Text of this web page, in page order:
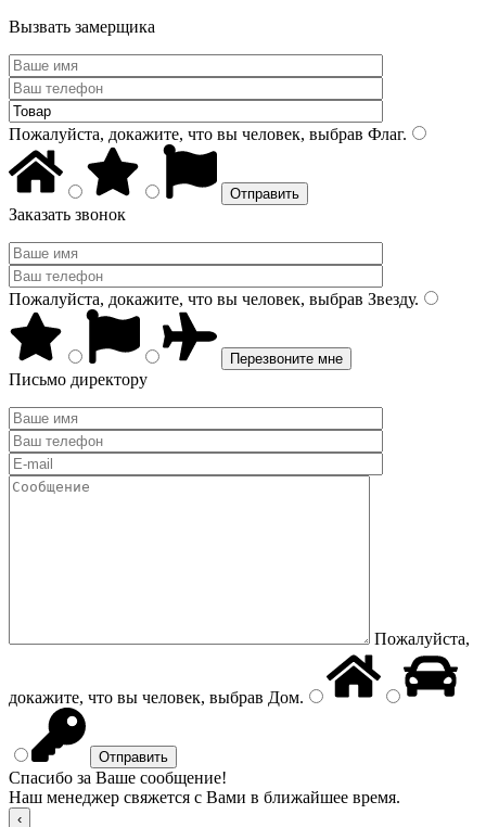
Вызвать замерщика
Пожалуйста, докажите, что вы человек, выбрав Флаг.
Заказать звонок
Пожалуйста, докажите, что вы человек, выбрав Звезду.
Письмо директору
Пожалуйста,
докажите, что вы человек, выбрав Дом.
Спасибо за Ваше сообщение!
Наш менеджер свяжется с Вами в ближайшее время.